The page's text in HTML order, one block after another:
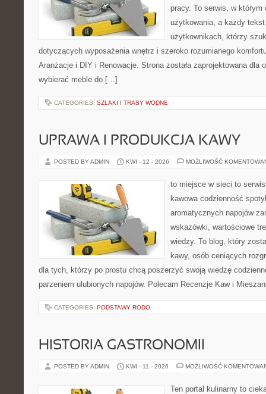
pracy. To serwis, w którym
użytkowania, a każdy
użytkownikach, którzy
dotyczących wyposażenia wnętrz i szeroko rozumianego
Aranżacje i DIY i Renowacje. Strona została zaprojektowana dla
wybierać meble do […]
CATEGORIES: SZLAKI I TRASY WODNE
UPRAWA I PRODUKCJA KAWY
POSTED BY ADMIN KWI - 12 - 2026 MOŻLIWOŚĆ
to miejsce w sieci to
kawowa codzienność
aromatycznych napojów
wskazówki, wartościowe
wiedzy. To blog, który
kawy, osób ceniących
dla tych, którzy po prostu chcą poszerzyć swoją wiedzę
parzeniem ulubionych napojów. Polecam Recenzje Kaw i
CATEGORIES: PODSTAWY RODO
HISTORIA GASTRONOMII
POSTED BY ADMIN KWI - 11 - 2026 MOŻLIWOŚĆ
Ten portal kulinarny to